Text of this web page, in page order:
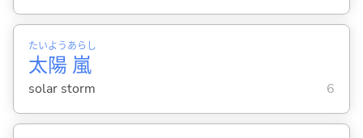
太
たい
陽
よう
嵐
あらし
solar storm 6